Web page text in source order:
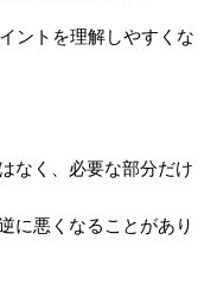
ントを理解しやすくな
なく、必要な部分だけ
に悪くなることがあり